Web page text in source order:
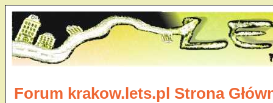
Forum krakow.lets.pl Strona